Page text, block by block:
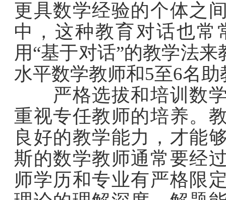
更具数学经验的个体之
中，这种教育对话也常
用“基于对话”的教学法
水平数学教师和5至6名
严格选拔和培训数学
重视专任教师的培养。
良好的教学能力，才能
斯的数学教师通常要经
师学历和专业有严格限